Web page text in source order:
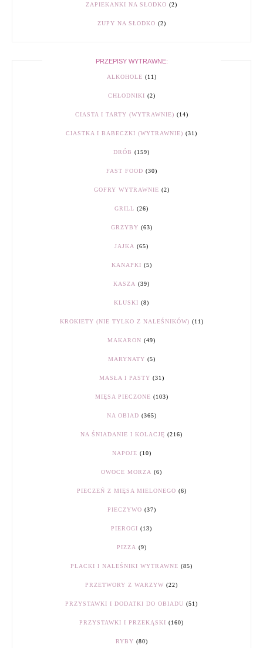
ZAPIEKANKI NA SŁODKO (2)
ZUPY NA SŁODKO (2)
PRZEPISY WYTRAWNE:
ALKOHOLE (11)
CHŁODNIKI (2)
CIASTA I TARTY (WYTRAWNIE) (14)
CIASTKA I BABECZKI (WYTRAWNIE) (31)
DRÓB (159)
FAST FOOD (30)
GOFRY WYTRAWNIE (2)
GRILL (26)
GRZYBY (63)
JAJKA (65)
KANAPKI (5)
KASZA (39)
KLUSKI (8)
KROKIETY (NIE TYLKO Z NALEŚNIKÓW) (11)
MAKARON (49)
MARYNATY (5)
MASŁA I PASTY (31)
MIĘSA PIECZONE (103)
NA OBIAD (365)
NA ŚNIADANIE I KOLACJĘ (216)
NAPOJE (10)
OWOCE MORZA (6)
PIECZEŃ Z MIĘSA MIELONEGO (6)
PIECZYWO (37)
PIEROGI (13)
PIZZA (9)
PLACKI I NALEŚNIKI WYTRAWNE (85)
PRZETWORY Z WARZYW (22)
PRZYSTAWKI I DODATKI DO OBIADU (51)
PRZYSTAWKI I PRZEKĄSKI (160)
RYBY (80)